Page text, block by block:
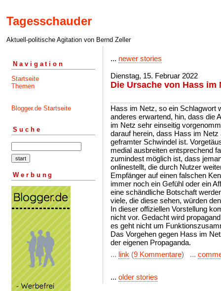
Tagesschauder
Aktuell-politische Agitation von Bernd Zeller
Navigation
Startseite
Themen
Blogger.de Startseite
Suche
Werbung
... newer stories
Dienstag, 15. Februar 2022
Die Ursache von Hass im
Hass im Netz, so ein Schlagwort
anderes erwartend, hin, dass die
im Netz sehr einseitig
darauf herein, dass Hass im
geframter Schwindel ist.
medial ausbreiten entsprechend
zumindest möglich ist, dass
onlinestellt, die durch Nutzer
Empfänger auf einen falschen
immer noch ein Gefühl oder ein
eine schändliche Botschaft
viele, die diese sehen, würden
In dieser offiziellen Vorstellung
nicht vor. Gedacht wird
es geht nicht um
Das Vorgehen gegen Hass im
der eigenen Propaganda.
... link (9 Kommentare) ...
... older stories